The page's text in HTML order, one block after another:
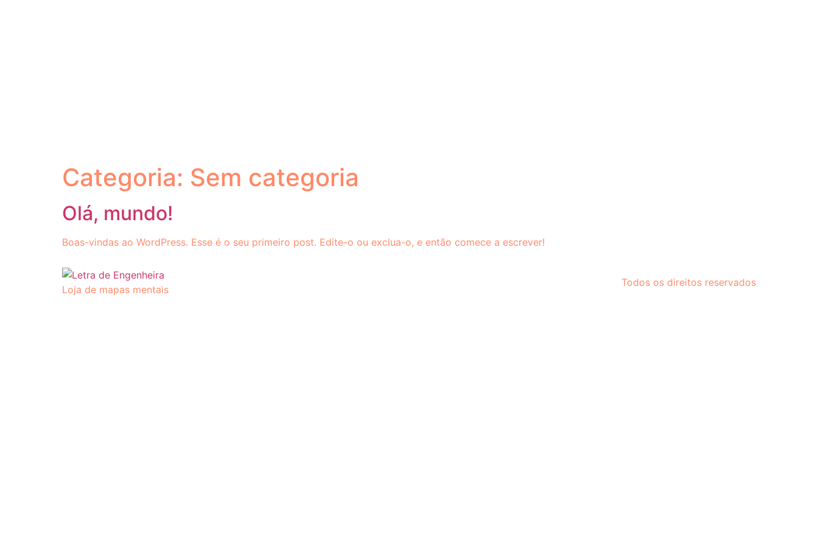
Categoria: Sem categoria
Olá, mundo!
Boas-vindas ao WordPress. Esse é o seu primeiro post. Edite-o ou exclua-o, e então comece a escrever!
Loja de mapas mentais
Todos os direitos reservados